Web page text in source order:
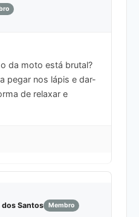
da moto está brutal?
pegar nos lápis e dar-
de relaxar e
dos Santos Membro